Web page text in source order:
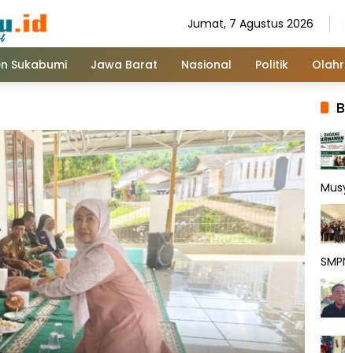
Jumat, 7 Agustus 2026
Sukabumi Jawa Barat Nasional Politik